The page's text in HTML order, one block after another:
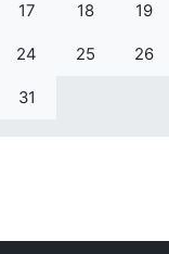
17 18 19
24 25 26
31